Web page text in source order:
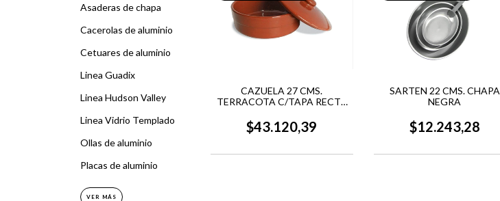
Asaderas de chapa
Cacerolas de aluminio
Cetuares de aluminio
Linea Guadix
Linea Hudson Valley
Linea Vidrio Templado
Ollas de aluminio
Placas de aluminio
VER MÁS
CAZUELA 27 CMS.
TERRACOTA C/TAPA RECTA
$43.120,39
SARTEN 22 CMS. CHAPA
NEGRA
$12.243,28